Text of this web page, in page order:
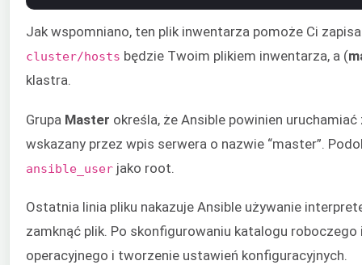
Jak wspomniano, ten plik inwentarza pomoże Ci
cluster/hosts będzie Twoim plikiem inwentarza, a (
klastra.
Grupa Master określa, że Ansible powinien
wskazany przez wpis serwera o nazwie “master”.
ansible_user jako root.
Ostatnia linia pliku nakazuje Ansible używanie
zamknąć plik. Po skonfigurowaniu katalogu
operacyjnego i tworzenie ustawień konfiguracyjnych.